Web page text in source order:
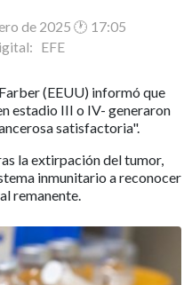
de 2025 🕐 17:05
EFE
(EEUU) informó que
estadio III o IV- generaron
satisfactoria".
la extirpación del tumor,
inmunitario a reconocer
remanente.